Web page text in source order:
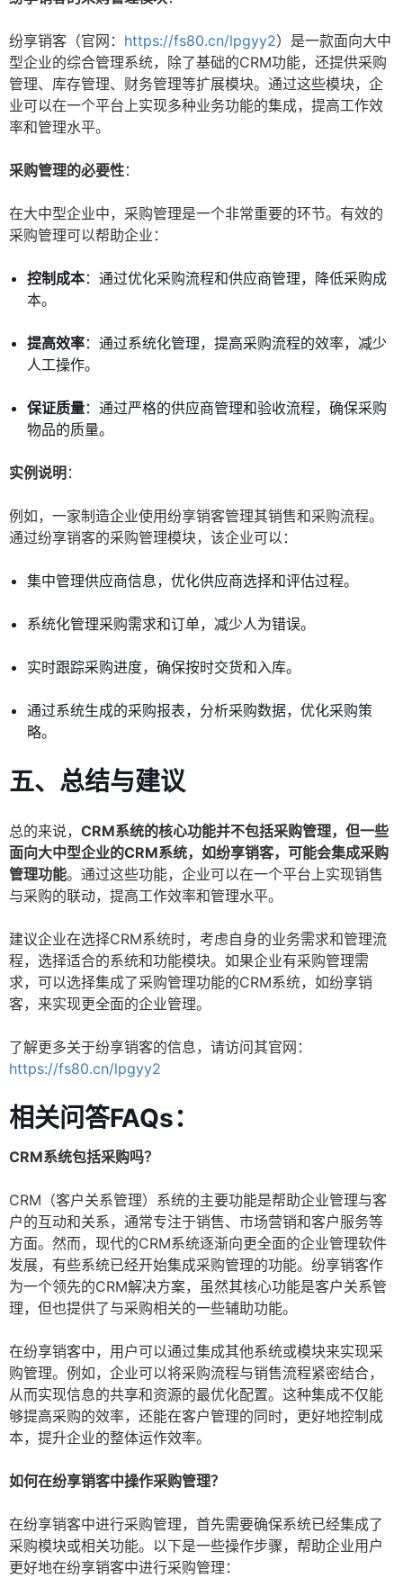
纷享销客（官网： https://fs80.cn/lpgyy2）是一款面向大中
型企业的综合管理系统，除了基础的CRM功能，还提供采购
管理、库存管理、财务管理等扩展模块。通过这些模块，企
业可以在一个平台上实现多种业务功能的集成，提高工作效
率和管理水平。
采购管理的必要性：
在大中型企业中，采购管理是一个非常重要的环节。有效的
采购管理可以帮助企业：
控制成本：通过优化采购流程和供应商管理，降低采购成
本。
提高效率：通过系统化管理，提高采购流程的效率，减少
人工操作。
保证质量：通过严格的供应商管理和验收流程，确保采购
物品的质量。
实例说明 ：
例如，一家制造企业使用纷享销客管理其销售和采购流程。
通过纷享销客的采购管理模块，该企业可以：
集中管理供应商信息，优化供应商选择和评估过程。
系统化管理采购需求和订单，减少人为错误。
实时跟踪采购进度，确保按时交货和入库。
通过系统生成的采购报表，分析采购数据，优化采购策
略。
五、总结与建议
总的来说， CRM系统的核心功能并不包括采购管理，但一些
面向大中型企业的CRM系统，如纷享销客，可能会集成采购
管理功能。通过这些功能，企业可以在一个平台上实现销售
与采购的联动，提高工作效率和管理水平。
建议企业在选择CRM系统时，考虑自身的业务需求和管理流
程，选择适合的系统和功能模块。如果企业有采购管理需
求，可以选择集成了采购管理功能的CRM系统，如纷享销
客，来实现更全面的企业管理。
了解更多关于纷享销客的信息，请访问其官网：
https://fs80.cn/lpgyy2
相关问答FAQs：
CRM系统包括采购吗？
CRM（客户关系管理）系统的主要功能是帮助企业管理与客
户的互动和关系，通常专注于销售、市场营销和客户服务等
方面。然而，现代的CRM系统逐渐向更全面的企业管理软件
发展，有些系统已经开始集成采购管理的功能。纷享销客作
为一个领先的CRM解决方案，虽然其核心功能是客户关系管
理，但也提供了与采购相关的一些辅助功能。
在纷享销客中，用户可以通过集成其他系统或模块来实现采
购管理。例如，企业可以将采购流程与销售流程紧密结合，
从而实现信息的共享和资源的最优化配置。这种集成不仅能
够提高采购的效率，还能在客户管理的同时，更好地控制成
本，提升企业的整体运作效率。
如何在纷享销客中操作采购管理？
在纷享销客中进行采购管理，首先需要确保系统已经集成了
采购模块或相关功能。以下是一些操作步骤，帮助企业用户
更好地在纷享销客中进行采购管理：